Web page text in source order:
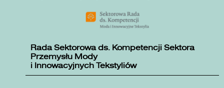
Rada Sektorowa ds. Kompetencji Sektora
Przemysłu Mody
i Innowacyjnych Tekstyliów